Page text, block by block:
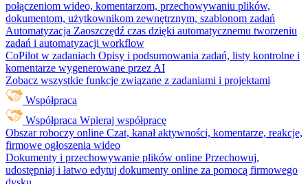
połączeniom wideo, komentarzom, przechowywaniu plików,
dokumentom, użytkownikom zewnętrznym, szablonom zadań
Automatyzacja Zaoszczędź czas dzięki automatycznemu tworzeniu
zadań i automatyzacji workflow
CoPilot w zadaniach Opisy i podsumowania zadań, listy kontrolne i
komentarze wygenerowane przez AI
Zobacz wszystkie funkcje związane z zadaniami i projektami
Współpraca
Współpraca Wpieraj współpracę
Obszar roboczy online Czat, kanał aktywności, komentarze, reakcje,
firmowe ogłoszenia wideo
Dokumenty i przechowywanie plików online Przechowuj,
udostępniaj i łatwo edytuj dokumenty online za pomocą firmowego